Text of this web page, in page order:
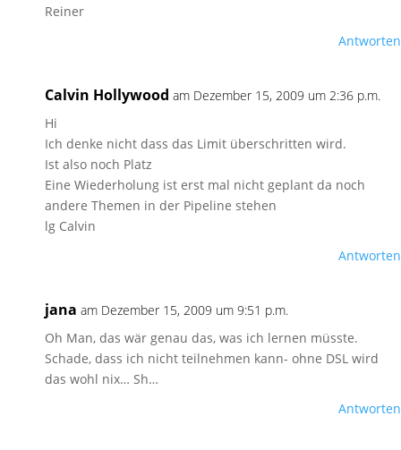
Reiner
Antworten
Calvin Hollywood am Dezember 15, 2009 um 2:36 p.m.
Hi
Ich denke nicht dass das Limit überschritten wird.
Ist also noch Platz
Eine Wiederholung ist erst mal nicht geplant da noch
andere Themen in der Pipeline stehen
lg Calvin
Antworten
jana am Dezember 15, 2009 um 9:51 p.m.
Oh Man, das wär genau das, was ich lernen müsste.
Schade, dass ich nicht teilnehmen kann- ohne DSL wird
das wohl nix… Sh…
Antworten